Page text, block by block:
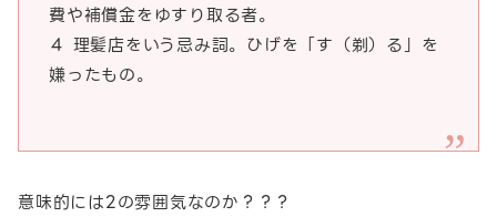
費や補償金をゆすり取る者。
４ 理髪店をいう忌み詞。ひげを「す（剃）る」を
嫌ったもの。
意味的には2の雰囲気なのか？？？